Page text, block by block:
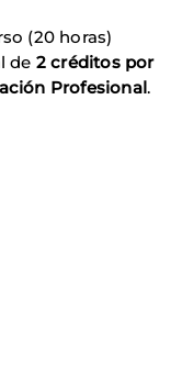
(20 horas)
de 2 créditos por
Profesional.